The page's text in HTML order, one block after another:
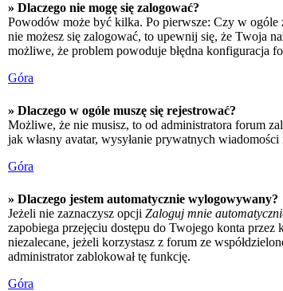
» Dlaczego nie mogę się zalogować?
Powodów może być kilka. Po pierwsze: Czy w ogóle
nie możesz się zalogować, to upewnij się, że Twoja
możliwe, że problem powoduje błędna konfiguracja
Góra
» Dlaczego w ogóle muszę się rejestrować?
Możliwe, że nie musisz, to od administratora forum
jak własny avatar, wysyłanie prywatnych
Góra
» Dlaczego jestem automatycznie wylogowywany?
Jeżeli nie zaznaczysz opcji Zaloguj mnie
zapobiega przejęciu dostępu do Twojego konta
niezalecane, jeżeli korzystasz z forum ze
administrator zablokował tę funkcję.
Góra